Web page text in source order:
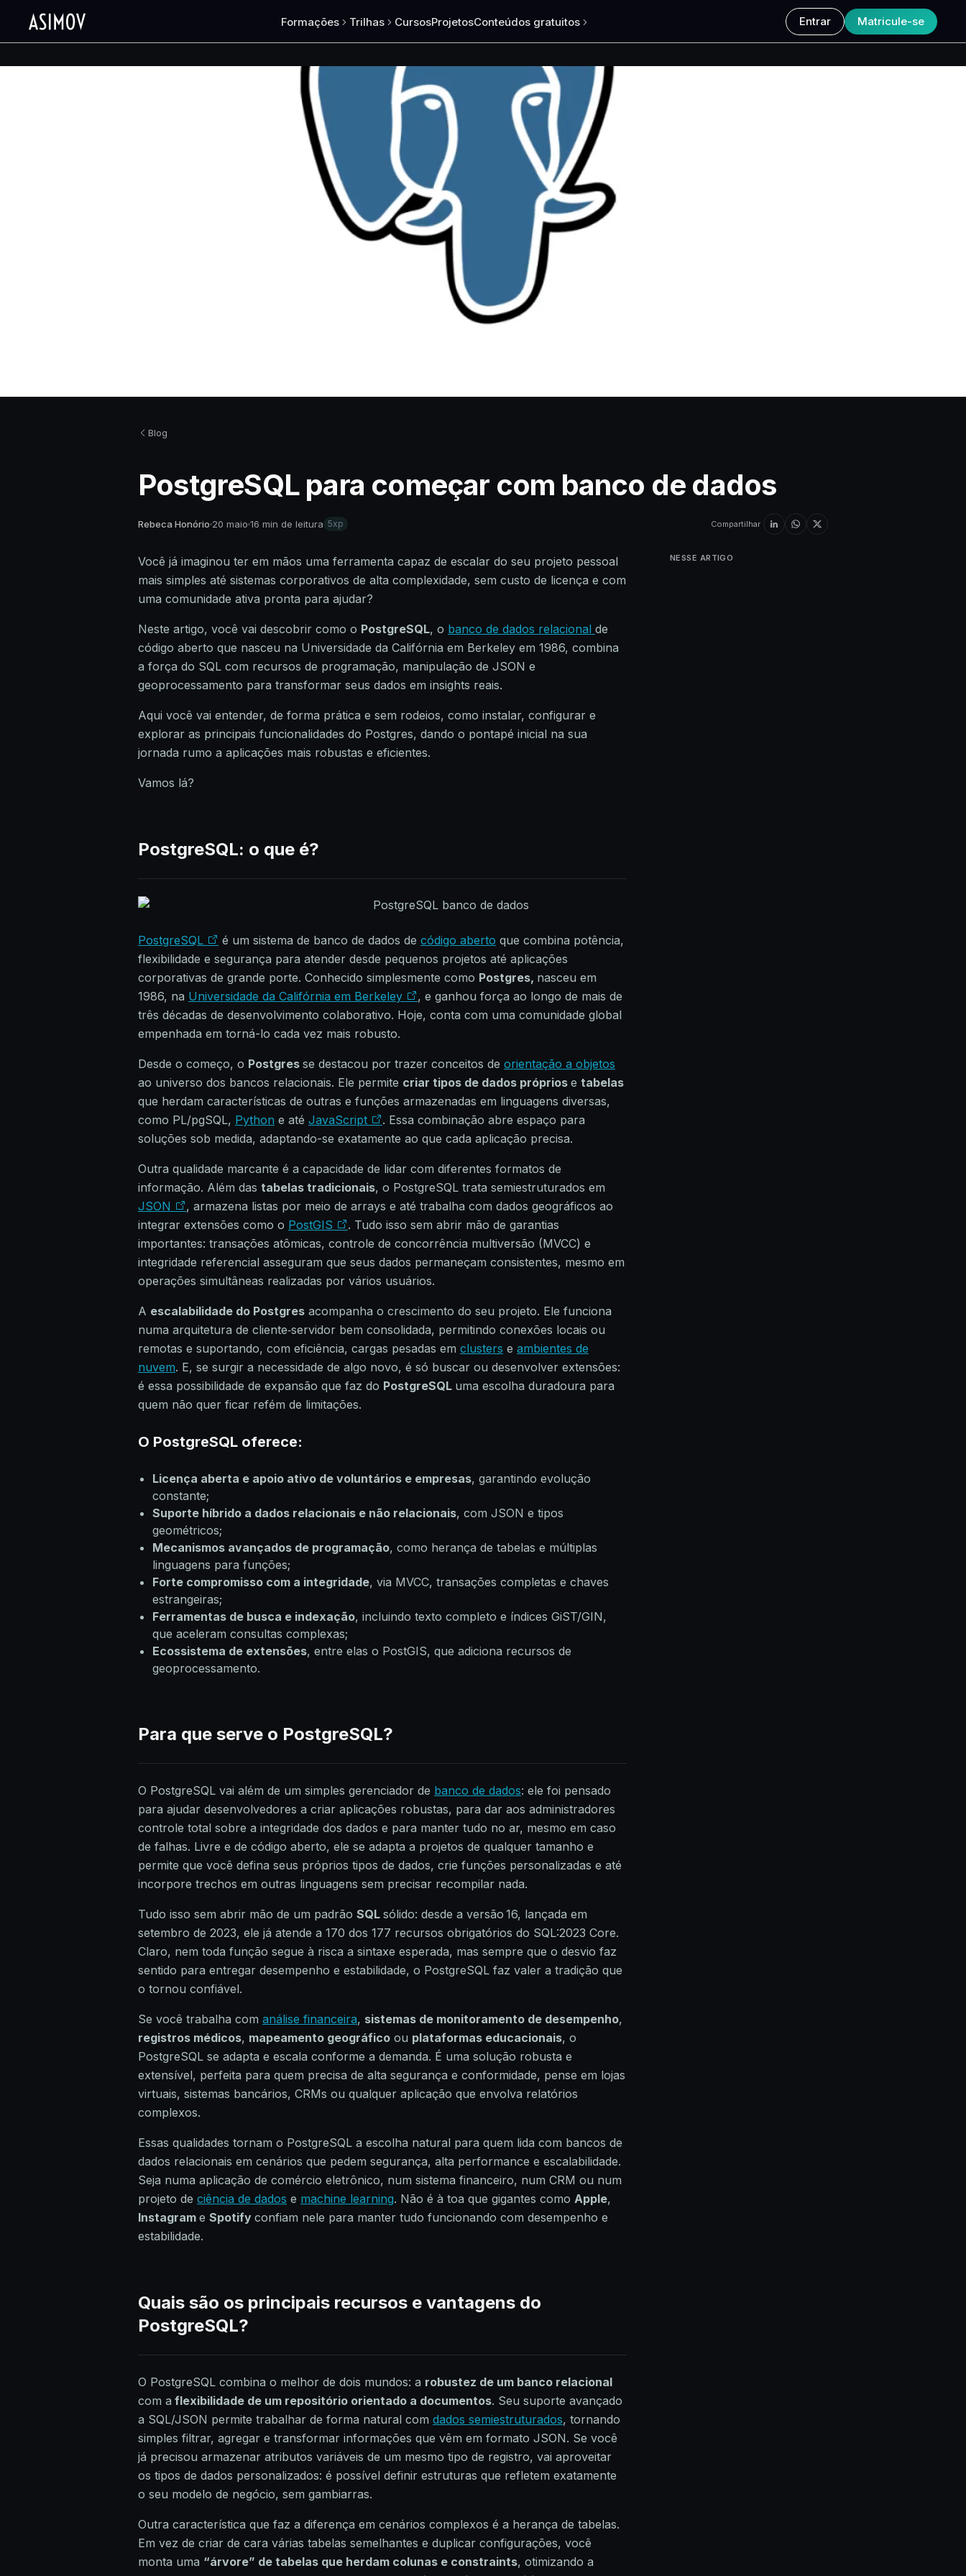
Formações Trilhas CursosProjetosConteúdos gratuitos Entrar Matricule-se
Blog
PostgreSQL para começar com banco de dados
Rebeca Honório 20 maio 16 min de leitura 5xp Compartilhar
Você já imaginou ter em mãos uma ferramenta capaz de escalar do seu projeto pessoal
mais simples até sistemas corporativos de alta complexidade, sem custo de licença e com
uma comunidade ativa pronta para ajudar?
Neste artigo, você vai descobrir como o PostgreSQL, o banco de dados relacional de
código aberto que nasceu na Universidade da Califórnia em Berkeley em 1986, combina
a força do SQL com recursos de programação, manipulação de JSON e
geoprocessamento para transformar seus dados em insights reais.
Aqui você vai entender, de forma prática e sem rodeios, como instalar, configurar e
explorar as principais funcionalidades do Postgres, dando o pontapé inicial na sua
jornada rumo a aplicações mais robustas e eficientes.
Vamos lá?
PostgreSQL: o que é?
PostgreSQL é um sistema de banco de dados de código aberto que combina potência,
flexibilidade e segurança para atender desde pequenos projetos até aplicações
corporativas de grande porte. Conhecido simplesmente como Postgres, nasceu em
1986, na Universidade da Califórnia em Berkeley
, e ganhou força ao longo de mais de
três décadas de desenvolvimento colaborativo. Hoje, conta com uma comunidade global
empenhada em torná-lo cada vez mais robusto.
Desde o começo, o Postgres se destacou por trazer conceitos de orientação a objetos
ao universo dos bancos relacionais. Ele permite criar tipos de dados próprios e tabelas
que herdam características de outras e funções armazenadas em linguagens diversas,
como PL/pgSQL, Python e até JavaScript
. Essa combinação abre espaço para
soluções sob medida, adaptando-se exatamente ao que cada aplicação precisa.
Outra qualidade marcante é a capacidade de lidar com diferentes formatos de
informação. Além das tabelas tradicionais, o PostgreSQL trata semiestruturados em
JSON
, armazena listas por meio de arrays e até trabalha com dados geográficos ao
integrar extensões como o PostGIS
. Tudo isso sem abrir mão de garantias
importantes: transações atômicas, controle de concorrência multiversão (MVCC) e
integridade referencial asseguram que seus dados permaneçam consistentes, mesmo em
operações simultâneas realizadas por vários usuários.
A escalabilidade do Postgres acompanha o crescimento do seu projeto. Ele funciona
numa arquitetura de cliente‑servidor bem consolidada, permitindo conexões locais ou
remotas e suportando, com eficiência, cargas pesadas em clusters e ambientes de
nuvem. E, se surgir a necessidade de algo novo, é só buscar ou desenvolver extensões:
é essa possibilidade de expansão que faz do PostgreSQL uma escolha duradoura para
quem não quer ficar refém de limitações.
O PostgreSQL oferece:
Licença aberta e apoio ativo de voluntários e empresas, garantindo evolução
constante;
Suporte híbrido a dados relacionais e não relacionais, com JSON e tipos
geométricos;
Mecanismos avançados de programação, como herança de tabelas e múltiplas
linguagens para funções;
Forte compromisso com a integridade, via MVCC, transações completas e chaves
estrangeiras;
Ferramentas de busca e indexação, incluindo texto completo e índices GiST/GIN,
que aceleram consultas complexas;
Ecossistema de extensões, entre elas o PostGIS, que adiciona recursos de
geoprocessamento.
Para que serve o PostgreSQL?
O PostgreSQL vai além de um simples gerenciador de banco de dados: ele foi pensado
para ajudar desenvolvedores a criar aplicações robustas, para dar aos administradores
controle total sobre a integridade dos dados e para manter tudo no ar, mesmo em caso
de falhas. Livre e de código aberto, ele se adapta a projetos de qualquer tamanho e
permite que você defina seus próprios tipos de dados, crie funções personalizadas e até
incorpore trechos em outras linguagens sem precisar recompilar nada.
Tudo isso sem abrir mão de um padrão SQL sólido: desde a versão 16, lançada em
setembro de 2023, ele já atende a 170 dos 177 recursos obrigatórios do SQL:2023 Core.
Claro, nem toda função segue à risca a sintaxe esperada, mas sempre que o desvio faz
sentido para entregar desempenho e estabilidade, o PostgreSQL faz valer a tradição que
o tornou confiável.
Se você trabalha com análise financeira, sistemas de monitoramento de desempenho,
registros médicos, mapeamento geográfico ou plataformas educacionais, o
PostgreSQL se adapta e escala conforme a demanda. É uma solução robusta e
extensível, perfeita para quem precisa de alta segurança e conformidade, pense em lojas
virtuais, sistemas bancários, CRMs ou qualquer aplicação que envolva relatórios
complexos.
Essas qualidades tornam o PostgreSQL a escolha natural para quem lida com bancos de
dados relacionais em cenários que pedem segurança, alta performance e escalabilidade.
Seja numa aplicação de comércio eletrônico, num sistema financeiro, num CRM ou num
projeto de ciência de dados e machine learning. Não é à toa que gigantes como Apple,
Instagram e Spotify confiam nele para manter tudo funcionando com desempenho e
estabilidade.
Quais são os principais recursos e vantagens do
PostgreSQL?
O PostgreSQL combina o melhor de dois mundos: a robustez de um banco relacional
com a flexibilidade de um repositório orientado a documentos. Seu suporte avançado
a SQL/JSON permite trabalhar de forma natural com dados semiestruturados, tornando
simples filtrar, agregar e transformar informações que vêm em formato JSON. Se você
já precisou armazenar atributos variáveis de um mesmo tipo de registro, vai aproveitar
os tipos de dados personalizados: é possível definir estruturas que refletem exatamente
o seu modelo de negócio, sem gambiarras.
Outra característica que faz a diferença em cenários complexos é a herança de tabelas.
Em vez de criar de cara várias tabelas semelhantes e duplicar configurações, você
monta uma “árvore” de tabelas que herdam colunas e constraints, otimizando a
NESSE ARTIGO